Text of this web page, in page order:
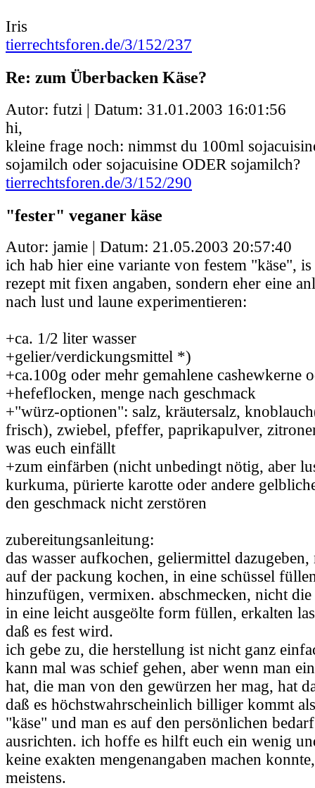
Iris
tierrechtsforen.de/3/152/237
Re: zum Überbacken Käse?
Autor: futzi | Datum: 31.01.2003 16:01:56
hi,
kleine frage noch: nimmst du 100ml
sojamilch oder sojacuisine ODER sojamilch?
tierrechtsforen.de/3/152/290
"fester" veganer käse
Autor: jamie | Datum: 21.05.2003 20:57:40
ich hab hier eine variante von festem "käse",
rezept mit fixen angaben, sondern eher eine
nach lust und laune experimentieren:
+ca. 1/2 liter wasser
+gelier/verdickungsmittel *)
+ca.100g oder mehr gemahlene cashewkerne
+hefeflocken, menge nach geschmack
+"würz-optionen": salz, kräutersalz,
frisch), zwiebel, pfeffer, paprikapulver,
was euch einfällt
+zum einfärben (nicht unbedingt nötig, aber
kurkuma, pürierte karotte oder andere
den geschmack nicht zerstören
zubereitungsanleitung:
das wasser aufkochen, geliermittel
auf der packung kochen, in eine schüssel
hinzufügen, vermixen. abschmecken, nicht
in eine leicht ausgeölte form füllen, erkalten
daß es fest wird.
ich gebe zu, die herstellung ist nicht ganz
kann mal was schief gehen, aber wenn man
hat, die man von den gewürzen her mag, hat
daß es höchstwahrscheinlich billiger kommt
"käse" und man es auf den persönlichen
ausrichten. ich hoffe es hilft euch ein wenig
keine exakten mengenangaben machen
meistens.